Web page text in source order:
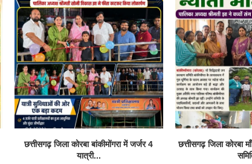
छत्तीसगढ़ जिला कोरबा बांकीमोंगरा में जर्जर 4
यात्री...
छत्तीसगढ़ जिला कोरबा